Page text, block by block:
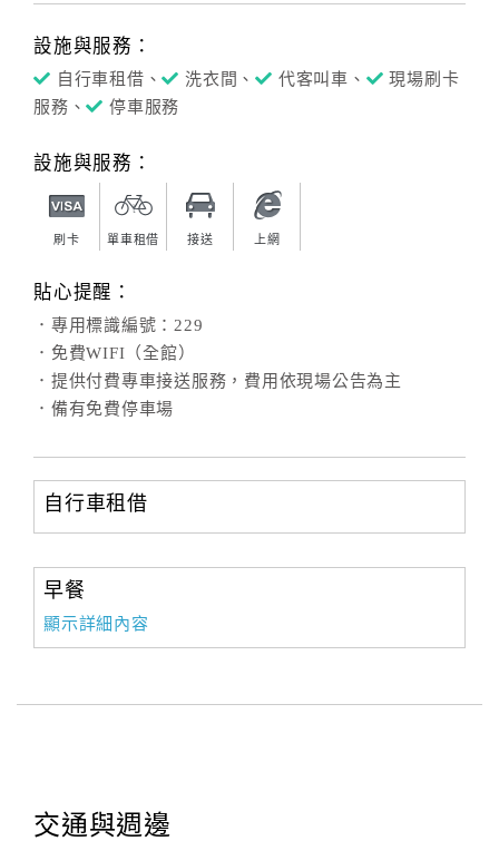
設施與服務：
自行車租借、 洗衣間、 代客叫車、
現場刷卡
服務、
停車服務
設施與服務：
刷卡 單車租借 接送 上網
貼心提醒：
．專用標識編號：229
．免費WIFI（全館）
．提供付費專車接送服務，費用依現場公告為主
．備有免費停車場
自行車租借
早餐
顯示詳細內容
交通與週邊